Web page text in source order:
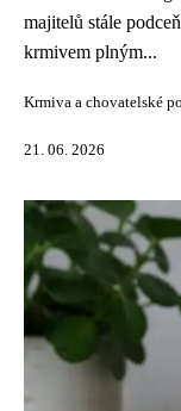
majitelů stále
krmivem plným...
Krmiva a chovatelské
21. 06. 2026